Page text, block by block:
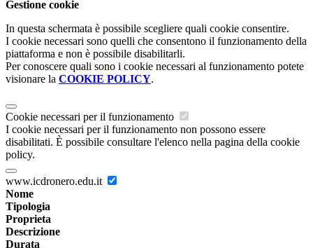
Gestione cookie
In questa schermata è possibile scegliere quali cookie consentire.
I cookie necessari sono quelli che consentono il funzionamento della
piattaforma e non è possibile disabilitarli.
Per conoscere quali sono i cookie necessari al funzionamento potete
visionare la COOKIE POLICY.
Cookie necessari per il funzionamento
I cookie necessari per il funzionamento non possono essere
disabilitati. È possibile consultare l'elenco nella pagina della cookie
policy.
www.icdronero.edu.it
Nome
Tipologia
Proprieta
Descrizione
Durata